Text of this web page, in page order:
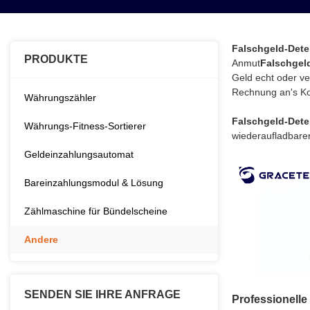
PRODUKTE
Währungszähler
Währungs-Fitness-Sortierer
Geldeinzahlungsautomat
Bareinzahlungsmodul & Lösung
Zählmaschine für Bündelscheine
Andere
SENDEN SIE IHRE ANFRAGE
Falschgeld-
Anmut
Geld echt oder
Rechnung an's
Falschgeld-